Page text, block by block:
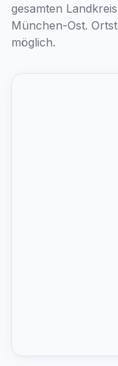
gesamten
München-Ost.
möglich.